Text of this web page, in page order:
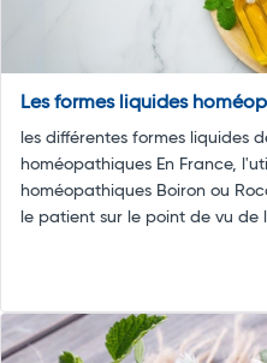
Les formes liquides
les différentes formes liquides
homéopathiques En France,
homéopathiques Boiron ou
le patient sur le point de vu de